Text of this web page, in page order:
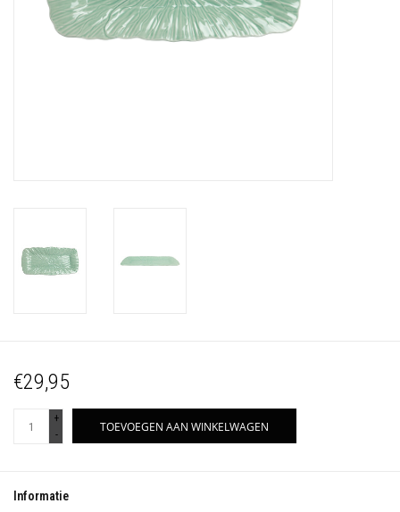
€29,95
+
-
TOEVOEGEN AAN WINKELWAGEN
Informatie